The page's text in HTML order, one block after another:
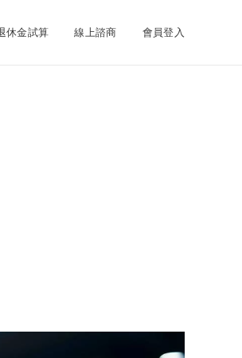
休金試算 線上諮商 會員登入